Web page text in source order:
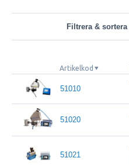
Filtrera & sortera
Artikelkod
51010
51020
51021